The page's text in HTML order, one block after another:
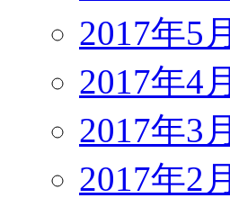
2017年5月
2017年4月
2017年3月
2017年2月